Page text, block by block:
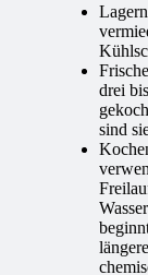
drei
sind